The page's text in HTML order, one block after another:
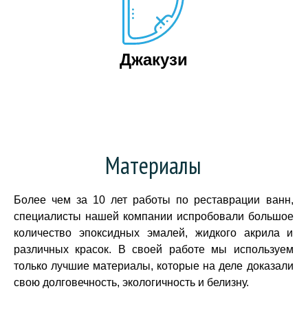
Джакузи
Материалы
Более чем за 10 лет работы по реставрации ванн,
специалисты нашей компании испробовали большое
количество эпоксидных эмалей, жидкого акрила и
различных красок. В своей работе мы используем
только лучшие материалы, которые на деле доказали
свою долговечность, экологичность и белизну.